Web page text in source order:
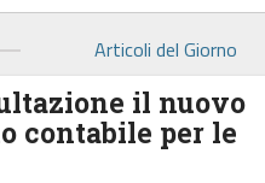
Articoli del Giorno
il nuovo
contabile per le